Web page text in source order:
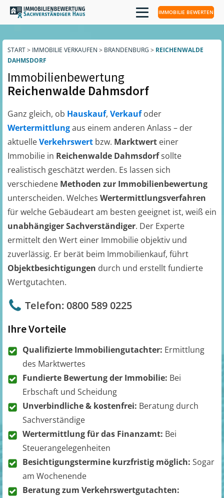
IMMOBILIE BEWERTEN
START> IMMOBILIE VERKAUFEN > BRANDENBURG > REICHENWALDE
DAHMSDORF
Immobilienbewertung
Reichenwalde Dahmsdorf
Ganz gleich, ob Hauskauf, Verkaufoder
Wertermittlungaus einem anderen Anlass – der
aktuelleVerkehrswert bzw. Marktwert einer
Immobilie in Reichenwalde Dahmsdorfsollte
realistisch geschätzt werden. Es lassen sich
verschiedene Methoden zur Immobilienbewertung
unterscheiden. Welches Wertermittlungsverfahren
für welche Gebäudeart am besten geeignet ist, weiß ein
unabhängiger Sachverständiger. Der Experte
ermittelt den Wert einer Immobilie objektiv und
zuverlässig. Er berät beim Immobilienkauf, führt
Objektbesichtigungen durch und erstellt fundierte
Wertgutachten.
Telefon: 0800 589 0225
Ihre Vorteile
Qualifizierte Immobiliengutachter: Ermittlung
des Marktwertes
Fundierte Bewertung der Immobilie: Bei
Erbschaft und Scheidung
Unverbindliche & kostenfrei: Beratung durch
Sachverständige
Wertermittlung für das Finanzamt: Bei
Steuerangelegenheiten
Besichtigungstermine kurzfristig möglich: Sogar
am Wochenende
Beratung zum Verkehrswertgutachten: